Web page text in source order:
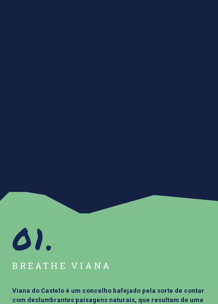
BREATHE VIANA
Viana do Castelo é um concelho bafejado pela sorte de contar
com deslumbrantes paisagens naturais, que resultam de uma